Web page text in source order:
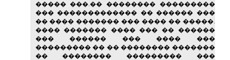
����� ���.�� �������� ���������
��� ������������� �� ������ ���
�� ���� ������� ��� ���� �� �����.
���� ������� ���� ��� �� ������
��� ������ ��� ���� ���
��������� �� �� �������� �������
�� �������� ��������� ���